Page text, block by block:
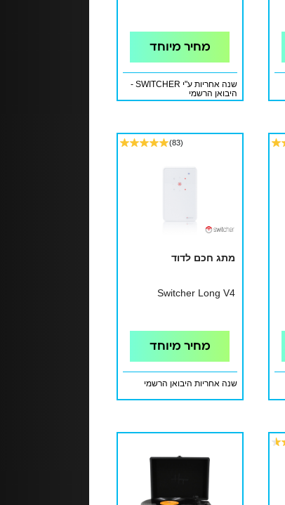
מחיר מיוחד
שנה אחריות ע"י SWITCHER -
היבואן הרשמי
(83)
מתג חכם לדוד
Switcher Long V4
מחיר מיוחד
שנה אחריות היבואן הרשמי